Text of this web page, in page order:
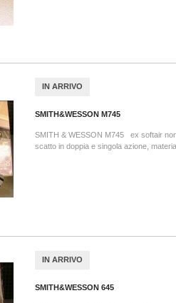
IN ARRIVO
SMITH&WESSON M745
SMITH & WESSON M745 ex softair
scatto in doppia e singola azione,
IN ARRIVO
SMITH&WESSON 645